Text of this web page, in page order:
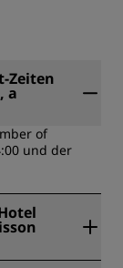
Zeiten
a
of
und der